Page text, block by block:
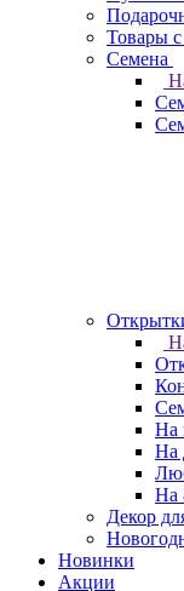
Товары
Семена
На
На
На
Декор
Новинки
Акции